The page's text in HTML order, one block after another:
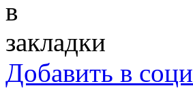
Добавить в